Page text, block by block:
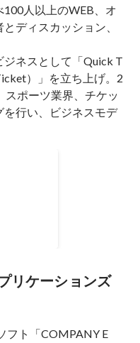
人以上のWEB、オ
ディスカッション、
ネスとして「Quick T
）」を立ち上げ。2
スポーツ業界、チケッ
を行い、ビジネスモデ
リケーションズ
フト「COMPANY E